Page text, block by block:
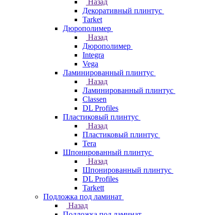
Назад
Декоративный плинтус
Tarket
Дюрополимер
Назад
Дюрополимер
Integra
Vega
Ламинированный плинтус
Назад
Ламинированный плинтус
Classen
DL Profiles
Пластиковый плинтус
Назад
Пластиковый плинтус
Tera
Шпонированный плинтус
Назад
Шпонированный плинтус
DL Profiles
Tarkett
Подложка под ламинат
Назад